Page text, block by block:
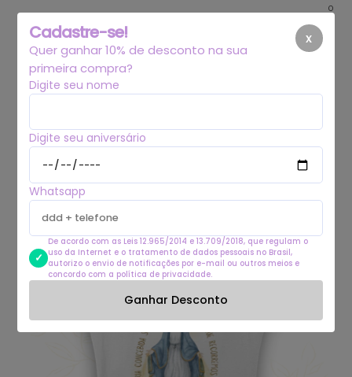
0
x
Cadastre-se!
Quer ganhar 10% de desconto na sua
primeira compra?
Digite seu nome
Digite seu aniversário
Whatsapp
De acordo com as Leis 12.965/2014 e 13.709/2018, que regulam o
uso da Internet e o tratamento de dados pessoais no Brasil,
autorizo o envio de notificações por e-mail ou outros meios e
concordo com a política de privacidade.
Ganhar Desconto